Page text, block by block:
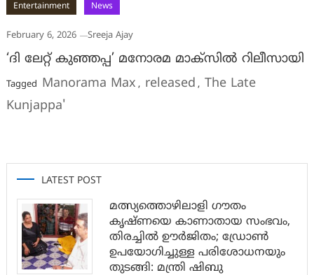
Entertainment News
February 6, 2026 Sreeja Ajay
‘ദി ലേറ്റ് കുഞ്ഞപ്പ’ മനോരമ മാക്‌സില്‍ റിലീസായി
Tagged Manorama Max , released , The Late
Kunjappa'
LATEST POST
മത്സ്യത്തൊഴിലാളി ഗൗതം
കൃഷ്ണയെ കാണാതായ സംഭവം,
തിരച്ചിൽ ഊർജിതം; ഡ്രോണ്‍
ഉപയോഗിച്ചുള്ള പരിശോധനയും
തുടങ്ങി: മന്ത്രി ഷിബു